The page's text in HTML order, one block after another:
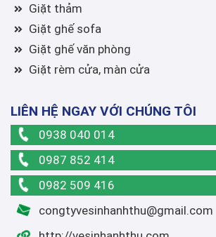
Giặt thảm
Giặt ghế sofa
Giặt ghế văn phòng
Giặt rèm cửa, màn cửa
LIÊN HỆ NGAY VỚI CHÚNG TÔI
0938 040 014
0987 852 414
0982 509 416
congtyvesinhanhthu@gmail.com